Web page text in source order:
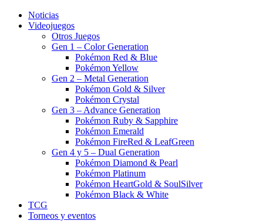
Noticias
Videojuegos
Otros Juegos
Gen 1 – Color Generation
Pokémon Red & Blue
Pokémon Yellow
Gen 2 – Metal Generation
Pokémon Gold & Silver
Pokémon Crystal
Gen 3 – Advance Generation
Pokémon Ruby & Sapphire
Pokémon Emerald
Pokémon FireRed & LeafGreen
Gen 4 y 5 – Dual Generation
Pokémon Diamond & Pearl
Pokémon Platinum
Pokémon HeartGold & SoulSilver
Pokémon Black & White
TCG
Torneos y eventos